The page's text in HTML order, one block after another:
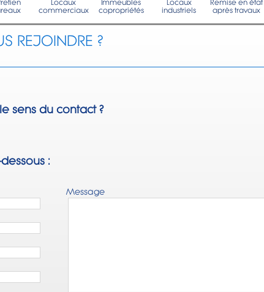
Locaux
commerciaux
Immeubles
copropriétés
Locaux
industriels
Remise en état
après travaux
REJOINDRE ?
sens du contact ?
:
Message